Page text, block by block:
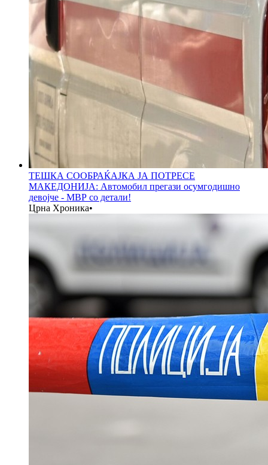
ТЕШКА СООБРАЌАЈКА ЈА ПОТРЕСЕ
МАКЕДОНИЈА: Автомобил прегази осумгодишно
девојче - МВР со детали!
Црна Хроника•